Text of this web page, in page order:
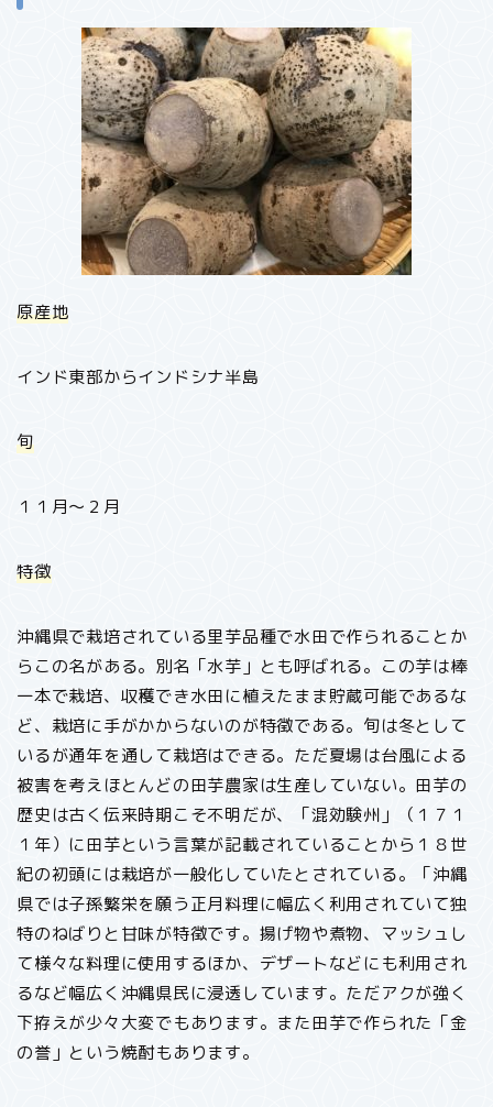
原産地
インド東部からインドシナ半島
旬
１１月～２月
特徴
沖縄県で栽培されている里芋品種で水田で作られることか
らこの名がある。別名「水芋」とも呼ばれる。この芋は棒
一本で栽培、収穫でき水田に植えたまま貯蔵可能であるな
ど、栽培に手がかからないのが特徴である。旬は冬として
いるが通年を通して栽培はできる。ただ夏場は台風による
被害を考えほとんどの田芋農家は生産していない。田芋の
歴史は古く伝来時期こそ不明だが、「混効験州」（１７１
１年）に田芋という言葉が記載されていることから１８世
紀の初頭には栽培が一般化していたとされている。「沖縄
県では子孫繁栄を願う正月料理に幅広く利用されていて独
特のねばりと甘味が特徴です。揚げ物や煮物、マッシュし
て様々な料理に使用するほか、デザートなどにも利用され
るなど幅広く沖縄県民に浸透しています。ただアクが強く
下拵えが少々大変でもあります。また田芋で作られた「金
の誉」という焼酎もあります。